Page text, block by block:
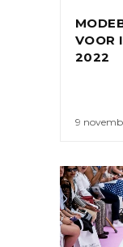
VOOR
2022
9